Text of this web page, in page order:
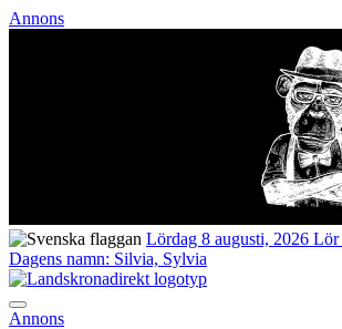
Annons
Lördag 8 augusti, 2026 Lör
Dagens namn: Silvia, Sylvia
Annons